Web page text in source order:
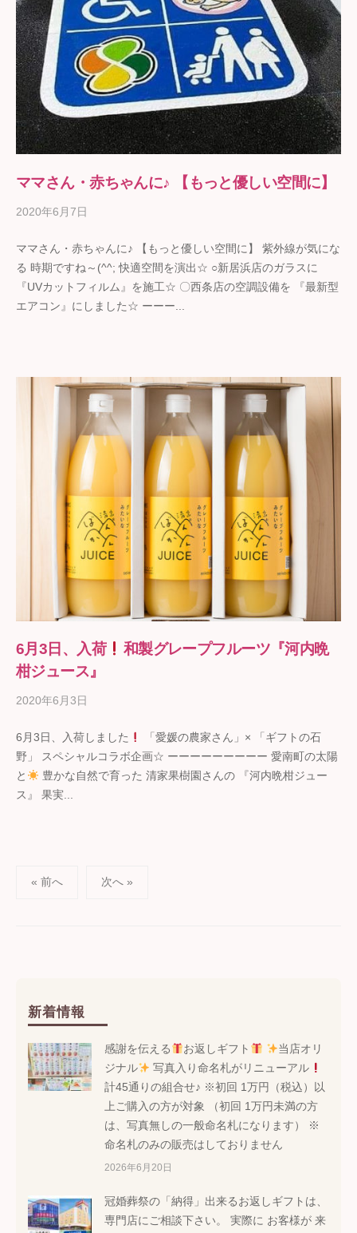
ママさん・赤ちゃんに♪ 【もっと優しい空間に】
2020年6月7日
ギ
フ
ト
の
ママさん・赤ちゃんに♪ 【もっと優しい空間に】 紫外線が気にな
る 時期ですね～(^^; 快適空間を演出☆ ○新居浜店のガラスに
『UVカットフィルム』を施工☆ 〇西条店の空調設備を 『最新型
エアコン』にしました☆ ーーー...
6月3日、入荷
和製グレープフルーツ『河内晩
柑ジュース』
2020年6月3日
ギ
フ
ト
6月3日、入荷しました
「愛媛の農家さん」× 「ギフトの石
野」 スペシャルコラボ企画☆ ーーーーーーーーー 愛南町の太陽
と
豊かな自然で育った 清家果樹園さんの 『河内晩柑ジュー
ス』 果実...
投
ー
ジ
送
« 前へ 次へ »
新着情報
感謝を伝える お返しギフト
当店オリ
ジナル
写真入り命名札がリニューアル
計45通りの組合せ♪ ※初回 1万円（税込）以
上ご購入の方が対象 （初回 1万円未満の方
は、写真無しの一般命名札になります） ※
命名札のみの販売はしておりません
2026年6月20日
冠婚葬祭の「納得」出来るお返しギフトは、
専門店にご相談下さい。 実際に お客様が 来